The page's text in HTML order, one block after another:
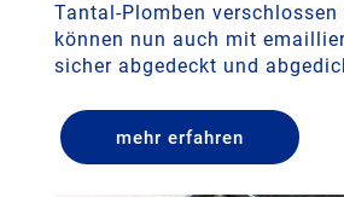
Tantal‑Plomben verschlossen
können nun auch mit
sicher abgedeckt und
mehr erfahren